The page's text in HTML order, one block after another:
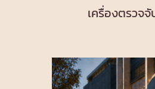
เครื่องตรวจจั